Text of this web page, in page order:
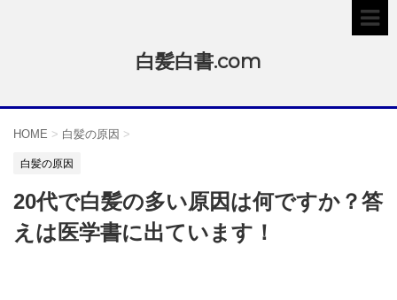
白髪白書.com
HOME > 白髪の原因 >
白髪の原因
20代で白髪の多い原因は何ですか？答
えは医学書に出ています！